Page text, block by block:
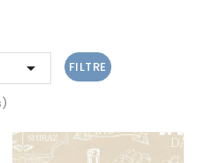
 FILTRE